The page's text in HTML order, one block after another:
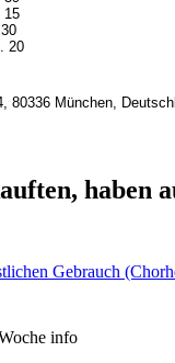
15
20
80336 München,
haben
Gebrauch
info